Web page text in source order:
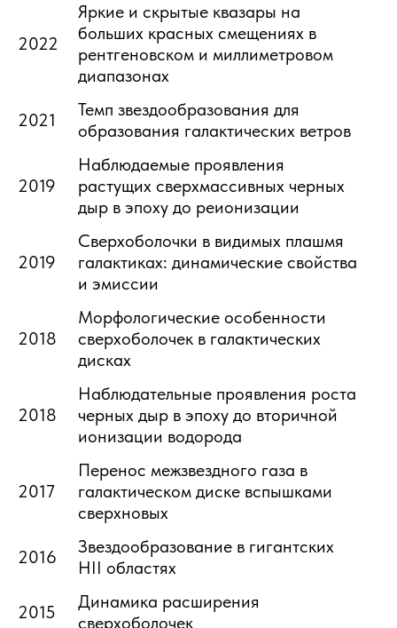
2022
Яркие и скрытые квазары на
больших красных смещениях в
рентгеновском и миллиметровом
диапазонах
2021
Темп звездообразования для
образования галактических ветров
2019
Наблюдаемые проявления
растущих сверхмассивных черных
дыр в эпоху до реионизации
2019
Сверхоболочки в видимых плашмя
галактиках: динамические свойства
и эмиссии
2018
Морфологические особенности
сверхоболочек в галактических
дисках
2018
Наблюдательные проявления роста
черных дыр в эпоху до вторичной
ионизации водорода
2017
Перенос межзвездного газа в
галактическом диске вспышками
сверхновых
2016
Звездообразование в гигантских
HII областях
2015
Динамика расширения
сверхоболочек